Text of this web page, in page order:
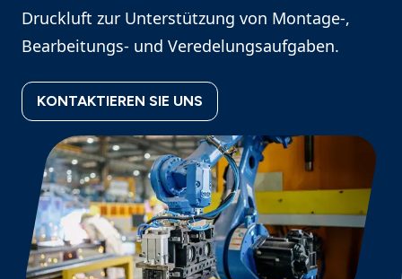
Druckluft zur Unterstützung von Montage-,
Bearbeitungs- und Veredelungsaufgaben.
KONTAKTIEREN SIE UNS